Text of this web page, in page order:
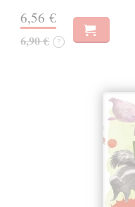
6,56 €
6,90 € ?